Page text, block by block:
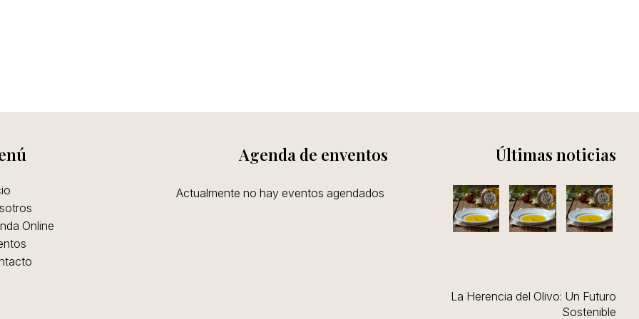
Online
Agenda de enventos
Actualmente no hay eventos agendados
Últimas noticias
La Herencia del Olivo: Un Futuro
Sostenible